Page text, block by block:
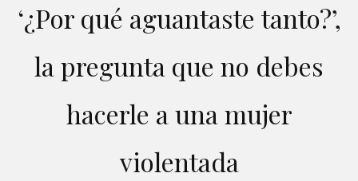
‘¿Por qué aguantaste tanto?’,
la pregunta que no debes
hacerle a una mujer
violentada